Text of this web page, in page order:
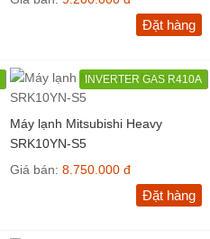
Đặt hàng
INVERTER GAS R410A
Máy lạnh Mitsubishi Heavy
SRK10YN-S5
Giá bán: 8.750.000 đ
Đặt hàng